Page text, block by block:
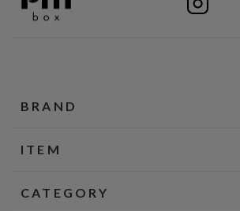
BRAND
ITEM
CATEGORY